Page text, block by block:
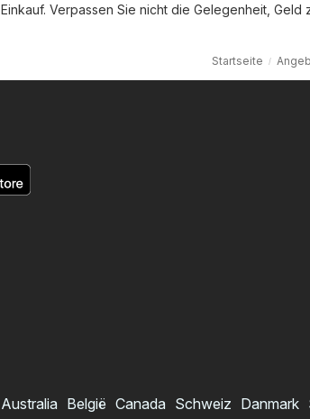
Einkauf. Verpassen Sie nicht die Gelegenheit, Geld
Startseite
Australia België Canada Schweiz Danmark